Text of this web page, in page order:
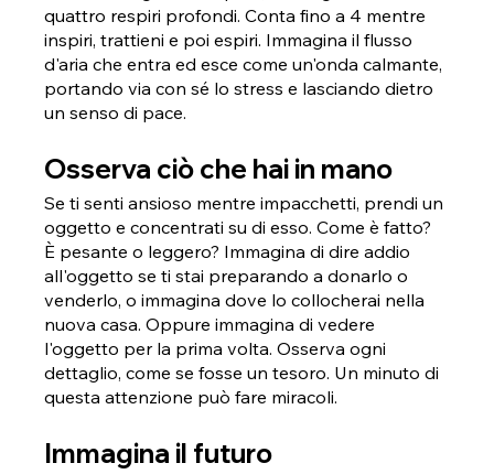
quattro respiri profondi. Conta fino a 4 mentre
inspiri, trattieni e poi espiri. Immagina il flusso
d'aria che entra ed esce come un'onda calmante,
portando via con sé lo stress e lasciando dietro
un senso di pace.
Osserva ciò che hai in mano
Se ti senti ansioso mentre impacchetti, prendi un
oggetto e concentrati su di esso. Come è fatto?
È pesante o leggero? Immagina di dire addio
all'oggetto se ti stai preparando a donarlo o
venderlo, o immagina dove lo collocherai nella
nuova casa. Oppure immagina di vedere
l'oggetto per la prima volta. Osserva ogni
dettaglio, come se fosse un tesoro. Un minuto di
questa attenzione può fare miracoli.
Immagina il futuro